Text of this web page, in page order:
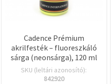
Cadence Prémium
akrilfesték – fluoreszkáló
sárga (neonsárga), 120 ml
SKU (leltári azonosító):
842920